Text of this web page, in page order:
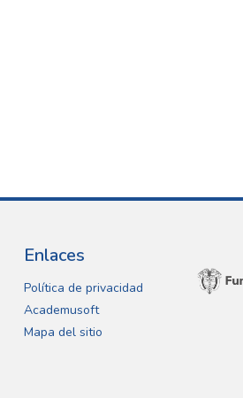
Enlaces
Política de privacidad
Academusoft
Mapa del sitio